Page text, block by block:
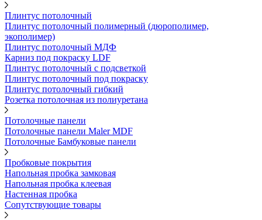
Плинтус потолочный
Плинтус потолочный полимерный (дюрополимер,
экополимер)
Плинтус потолочный МДФ
Карниз под покраску LDF
Плинтус потолочный с подсветкой
Плинтус потолочный под покраску
Плинтус потолочный гибкий
Розетка потолочная из полиуретана
Потолочные панели
Потолочные панели Maler MDF
Потолочные Бамбуковые панели
Пробковые покрытия
Напольная пробка замковая
Напольная пробка клеевая
Настенная пробка
Сопутствующие товары